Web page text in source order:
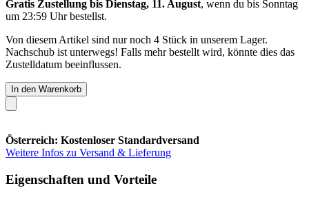
Gratis Zustellung bis Dienstag, 11. August, wenn du bis Sonntag
um 23:59 Uhrbestellst.
Von diesem Artikel sind nur noch 4 Stück in unserem Lager.
Nachschub ist unterwegs! Falls mehr bestellt wird, könnte dies das
Zustelldatum beeinflussen.
In den Warenkorb
Österreich: Kostenloser Standardversand
Weitere Infos zu Versand & Lieferung
Eigenschaften und Vorteile